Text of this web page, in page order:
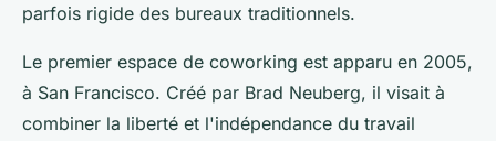
parfois rigide des bureaux traditionnels.
Le premier espace de coworking est apparu en 2005,
à San Francisco. Créé par Brad Neuberg, il visait à
combiner la liberté et l'indépendance du travail